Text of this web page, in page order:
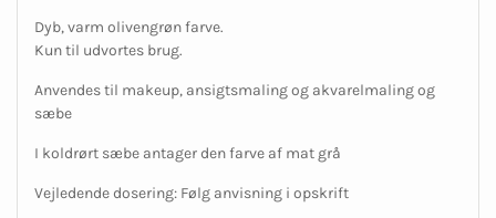
Dyb, varm olivengrøn farve.
Kun til udvortes brug.
Anvendes til makeup, ansigtsmaling og akvarelmaling og
sæbe
I koldrørt sæbe antager den farve af mat grå
Vejledende dosering: Følg anvisning i opskrift